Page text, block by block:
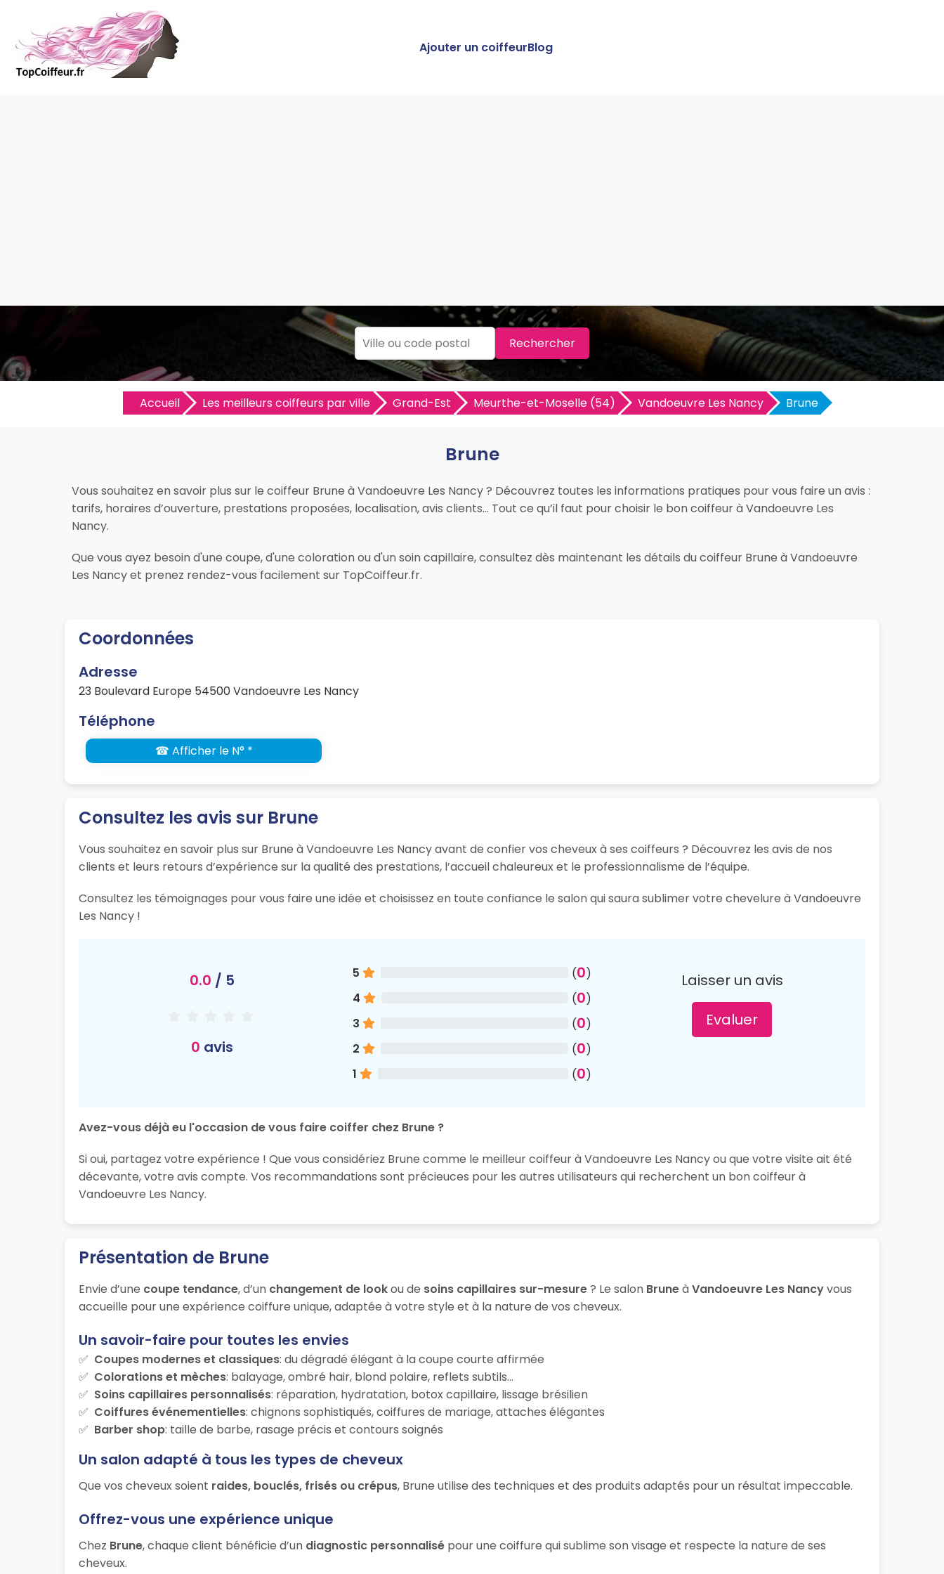
Ajouter un coiffeurBlog
Rechercher
Accueil Les meilleurs coiffeurs par ville Grand-Est Meurthe-et-Moselle (54) Vandoeuvre Les Nancy Brune
Brune
Vous souhaitez en savoir plus sur le coiffeur Brune à Vandoeuvre Les Nancy ? Découvrez toutes les informations pratiques pour vous faire un avis :
tarifs, horaires d’ouverture, prestations proposées, localisation, avis clients… Tout ce qu’il faut pour choisir le bon coiffeur à Vandoeuvre Les
Nancy.
Que vous ayez besoin d'une coupe, d'une coloration ou d'un soin capillaire, consultez dès maintenant les détails du coiffeur Brune à Vandoeuvre
Les Nancy et prenez rendez-vous facilement sur TopCoiffeur.fr.
Coordonnées
Adresse
23 Boulevard Europe 54500 Vandoeuvre Les Nancy
Téléphone
☎ Afficher le N° *
Consultez les avis sur Brune
Vous souhaitez en savoir plus sur Brune à Vandoeuvre Les Nancy avant de confier vos cheveux à ses coiffeurs ? Découvrez les avis de nos
clients et leurs retours d’expérience sur la qualité des prestations, l’accueil chaleureux et le professionnalisme de l’équipe.
Consultez les témoignages pour vous faire une idée et choisissez en toute confiance le salon qui saura sublimer votre chevelure à Vandoeuvre
Les Nancy !
0.0 / 5
0 avis
5 (0)
4
(0)
3
(0)
2
(0)
1
(0)
Laisser un avis
Evaluer
Avez-vous déjà eu l'occasion de vous faire coiffer chez Brune ?
Si oui, partagez votre expérience ! Que vous considériez Brune comme le meilleur coiffeur à Vandoeuvre Les Nancy ou que votre visite ait été
décevante, votre avis compte. Vos recommandations sont précieuces pour les autres utilisateurs qui recherchent un bon coiffeur à
Vandoeuvre Les Nancy.
Présentation de Brune
Envie d’une coupe tendance, d’un changement de lookou de soins capillaires sur-mesure? Le salon BruneàVandoeuvre Les Nancyvous
accueille pour une expérience coiffure unique, adaptée à votre style et à la nature de vos cheveux.
Un savoir-faire pour toutes les envies
Coupes modernes et classiques: du dégradé élégant à la coupe courte affirmée
Colorations et mèches: balayage, ombré hair, blond polaire, reflets subtils…
Soins capillaires personnalisés: réparation, hydratation, botox capillaire, lissage brésilien
Coiffures événementielles: chignons sophistiqués, coiffures de mariage, attaches élégantes
Barber shop: taille de barbe, rasage précis et contours soignés
Un salon adapté à tous les types de cheveux
Que vos cheveux soient raides, bouclés, frisés ou crépus, Brune utilise des techniques et des produits adaptés pour un résultat impeccable.
Offrez-vous une expérience unique
Chez Brune, chaque client bénéficie d’un diagnostic personnalisé pour une coiffure qui sublime son visage et respecte la nature de ses
cheveux.